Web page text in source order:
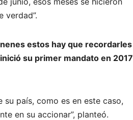
verdad”.
nenes estos hay que recordarles
su primer mandato en 2017
su país, como es en este caso,
en su accionar”, planteó.